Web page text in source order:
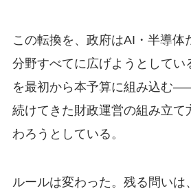
この転換を、政府はAI・半導体
分野すべてに広げようとしてい
を最初から本予算に組み込む
続けてきた財政運営の組み立て
わろうとしている。
ルールは変わった。残る問いは